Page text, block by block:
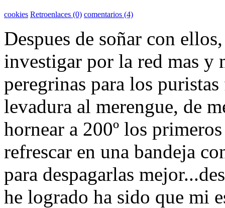
cookies Retroenlaces (0) comentarios (4)
Despues de soñar con
investigar por la red mas y
peregrinas para los
levadura al merengue, de
hornear a 200º los
refrescar en una bandeja
para despagarlas
he logrado ha sido que mi